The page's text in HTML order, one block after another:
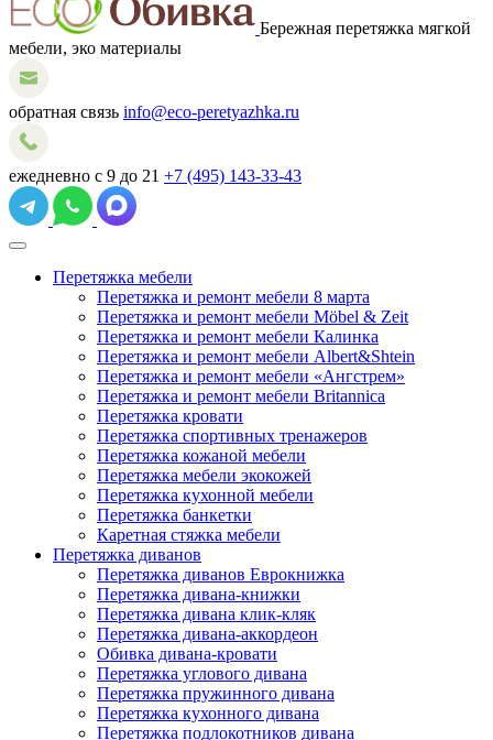
Бережная перетяжка мягкой
мебели, эко материалы
обратная связь info@eco-peretyazhka.ru
ежедневно с 9 до 21 +7 (495) 143-33-43
Перетяжка мебели
Перетяжка и ремонт мебели 8 марта
Перетяжка и ремонт мебели Möbel & Zeit
Перетяжка и ремонт мебели Калинка
Перетяжка и ремонт мебели Albert&Shtein
Перетяжка и ремонт мебели «Ангстрем»
Перетяжка и ремонт мебели Britannica
Перетяжка кровати
Перетяжка спортивных тренажеров
Перетяжка кожаной мебели
Перетяжка мебели экокожей
Перетяжка кухонной мебели
Перетяжка банкетки
Каретная стяжка мебели
Перетяжка диванов
Перетяжка диванов Еврокнижка
Перетяжка дивана-книжки
Перетяжка дивана клик-кляк
Перетяжка дивана-аккордеон
Обивка дивана-кровати
Перетяжка углового дивана
Перетяжка пружинного дивана
Перетяжка кухонного дивана
Перетяжка подлокотников дивана